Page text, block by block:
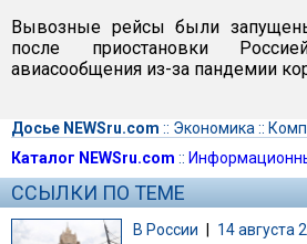
Вывозные рейсы были
после приостановки
авиасообщения из-за пандемии
Досье NEWSru.com :: Экономика ::
Каталог NEWSru.com ::
ССЫЛКИ ПО ТЕМЕ
В России | 14 августа